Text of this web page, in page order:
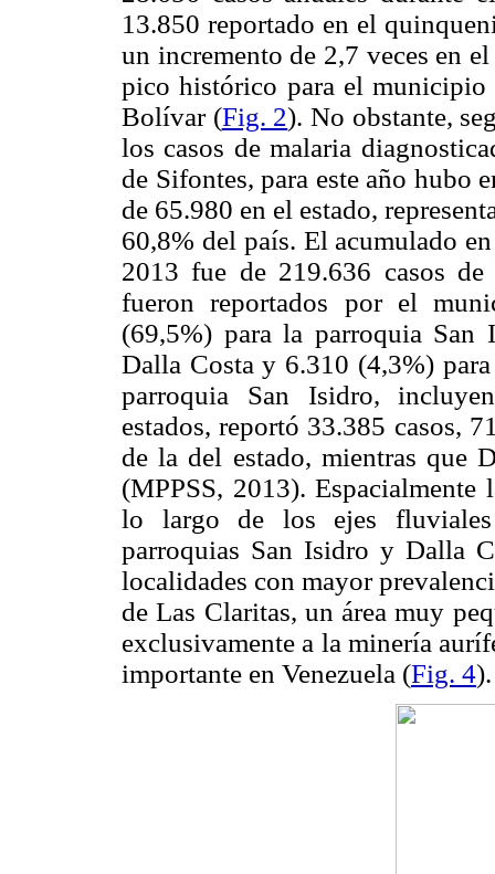
13.850 reportado en el
un incremento de 2,7 veces en
pico histórico para el municipio
Bolívar (Fig. 2). No obstante,
los casos de malaria
de Sifontes, para este año hubo
de 65.980 en el estado,
60,8% del país. El acumulado
2013 fue de 219.636 casos
fueron reportados por el
(69,5%) para la parroquia San
Dalla Costa y 6.310 (4,3%)
parroquia San Isidro,
estados, reportó 33.385 casos,
de la del estado, mientras que
(MPPSS, 2013).
lo largo de los ejes fluviales
parroquias San Isidro y Dalla
localidades con mayor
de Las Claritas, un área muy
exclusivamente a la minería
importante en Venezuela (Fig. 4).